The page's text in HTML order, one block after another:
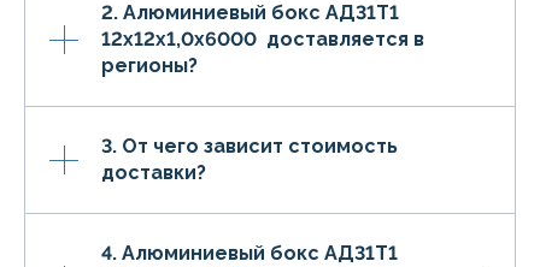
2. Алюминиевый бокс АД31Т1
12х12х1,0х6000 доставляется в
регионы?
3. От чего зависит стоимость
доставки?
4. Алюминиевый бокс АД31Т1